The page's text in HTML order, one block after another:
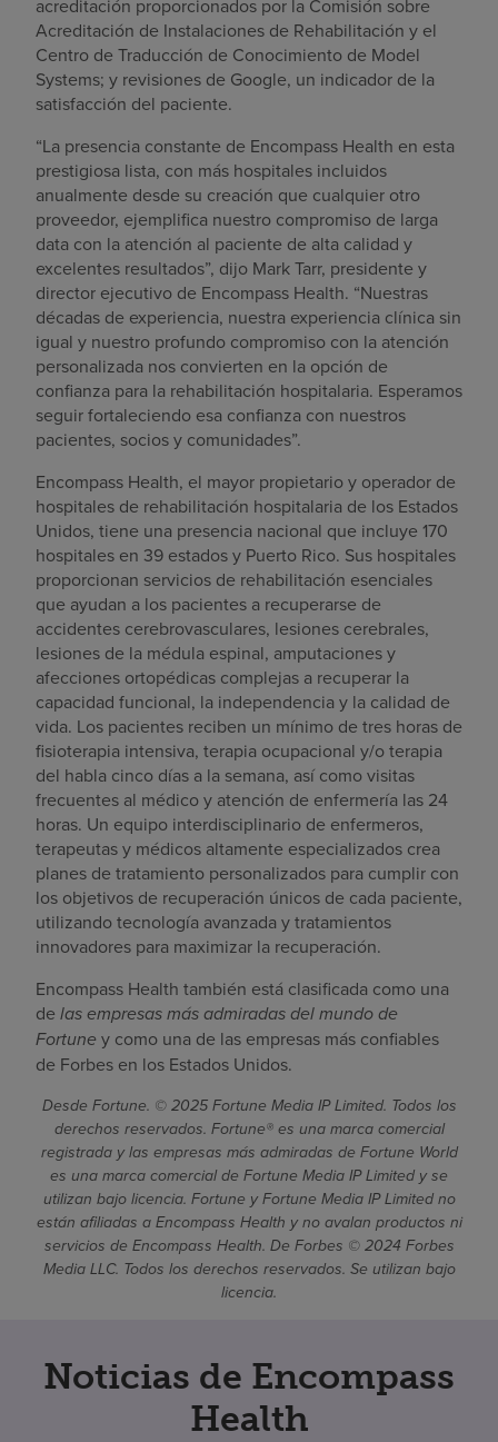
acreditación proporcionados por la Comisión sobre
Acreditación de Instalaciones de Rehabilitación y el
Centro de Traducción de Conocimiento de Model
Systems; y revisiones de Google, un indicador de la
satisfacción del paciente.
“La presencia constante de Encompass Health en esta
prestigiosa lista, con más hospitales incluidos
anualmente desde su creación que cualquier otro
proveedor, ejemplifica nuestro compromiso de larga
data con la atención al paciente de alta calidad y
excelentes resultados”, dijo Mark Tarr, presidente y
director ejecutivo de Encompass Health. “Nuestras
décadas de experiencia, nuestra experiencia clínica sin
igual y nuestro profundo compromiso con la atención
personalizada nos convierten en la opción de
confianza para la rehabilitación hospitalaria. Esperamos
seguir fortaleciendo esa confianza con nuestros
pacientes, socios y comunidades”.
Encompass Health, el mayor propietario y operador de
hospitales de rehabilitación hospitalaria de los Estados
Unidos, tiene una presencia nacional que incluye 170
hospitales en 39 estados y Puerto Rico. Sus hospitales
proporcionan servicios de rehabilitación esenciales
que ayudan a los pacientes a recuperarse de
accidentes cerebrovasculares, lesiones cerebrales,
lesiones de la médula espinal, amputaciones y
afecciones ortopédicas complejas a recuperar la
capacidad funcional, la independencia y la calidad de
vida. Los pacientes reciben un mínimo de tres horas de
fisioterapia intensiva, terapia ocupacional y/o terapia
del habla cinco días a la semana, así como visitas
frecuentes al médico y atención de enfermería las 24
horas. Un equipo interdisciplinario de enfermeros,
terapeutas y médicos altamente especializados crea
planes de tratamiento personalizados para cumplir con
los objetivos de recuperación únicos de cada paciente,
utilizando tecnología avanzada y tratamientos
innovadores para maximizar la recuperación.
Encompass Health también está clasificada como una
de las empresas más admiradas del mundo de
Fortune y como una de las empresas más confiables
de Forbes en los Estados Unidos.
Desde Fortune. © 2025 Fortune Media IP Limited. Todos los
derechos reservados. Fortune® es una marca comercial
registrada y las empresas más admiradas de Fortune World
es una marca comercial de Fortune Media IP Limited y se
utilizan bajo licencia. Fortune y Fortune Media IP Limited no
están afiliadas a Encompass Health y no avalan productos ni
servicios de Encompass Health. De Forbes © 2024 Forbes
Media LLC. Todos los derechos reservados. Se utilizan bajo
licencia.
Noticias de Encompass
Health